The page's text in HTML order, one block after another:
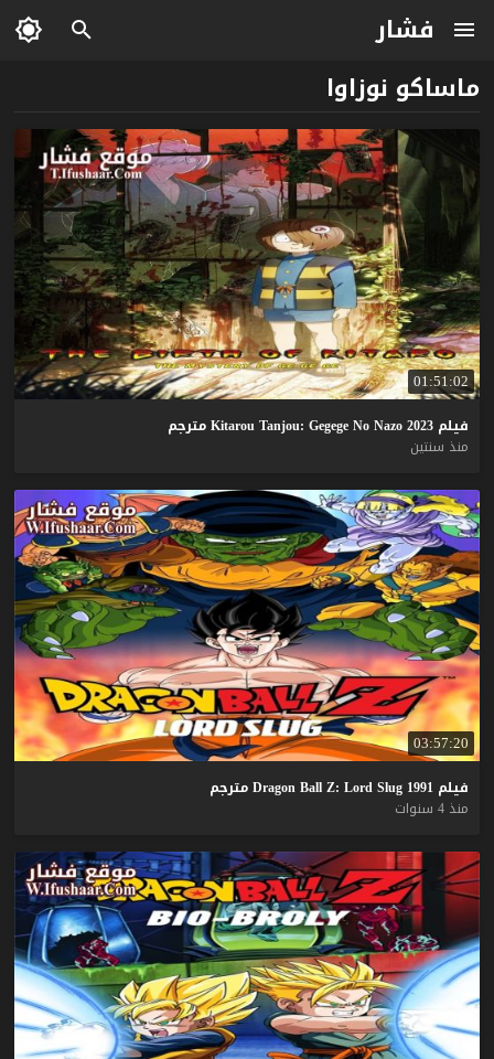
فشار
ماساكو نوزاوا
01:51:02
فيلم Kitarou Tanjou: Gegege No Nazo 2023
مترجم
منذ سنتين
03:57:20
فيلم Dragon Ball Z: Lord Slug 1991
مترجم
منذ 4 سنوات